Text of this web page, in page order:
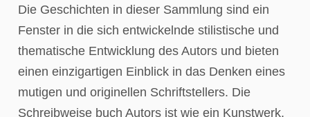
Die Geschichten in dieser Sammlung sind ein
Fenster in die sich entwickelnde stilistische und
thematische Entwicklung des Autors und bieten
einen einzigartigen Einblick in das Denken eines
mutigen und originellen Schriftstellers. Die
Schreibweise buch Autors ist wie ein Kunstwerk,